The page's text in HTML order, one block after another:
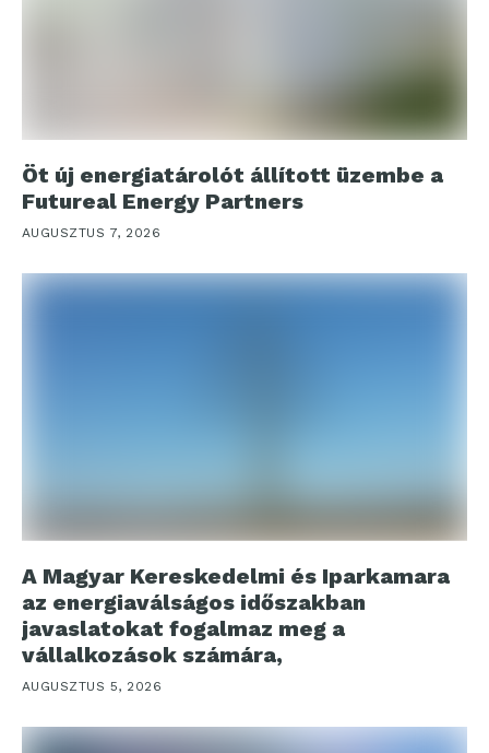
Öt új energiatárolót állított üzembe a
Futureal Energy Partners
AUGUSZTUS 7, 2026
A Magyar Kereskedelmi és Iparkamara
az energiaválságos időszakban
javaslatokat fogalmaz meg a
vállalkozások számára,
AUGUSZTUS 5, 2026